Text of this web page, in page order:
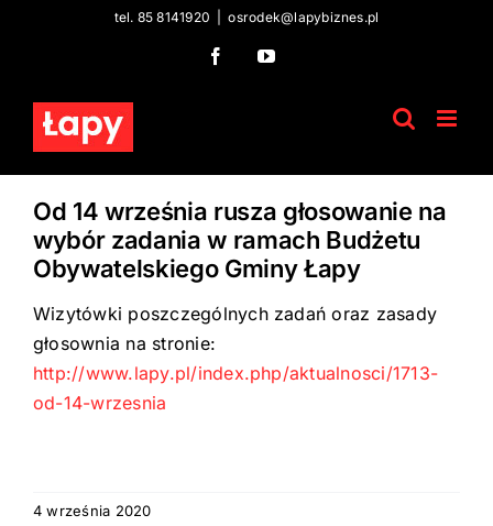
tel. 85 8141920 osrodek@lapybiznes.pl
FacebookYouTube
Od 14 września rusza głosowanie na
wybór zadania w ramach Budżetu
Obywatelskiego Gminy Łapy
Wizytówki poszczególnych zadań oraz zasady
głosownia na stronie:
http://www.lapy.pl/index.php/aktualnosci/1713-
od-14-wrzesnia
4 września 2020